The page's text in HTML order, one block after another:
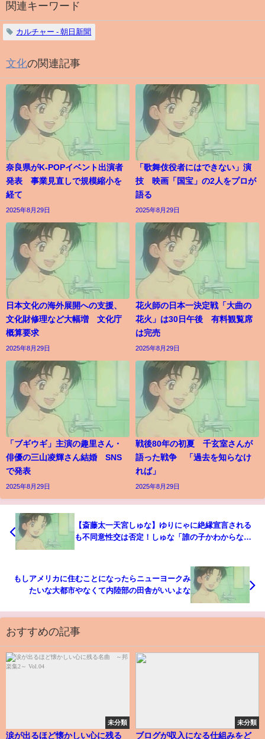
関連キーワード
カルチャー - 朝日新聞
文化の関連記事
奈良県がK-POPイベント出演者
発表 事業見直しで規模縮小を
経て
2025年8月29日
「歌舞伎役者にはできない」演
技 映画「国宝」の2人をプロが
語る
2025年8月29日
日本文化の海外展開への支援、
文化財修理など大幅増 文化庁
概算要求
2025年8月29日
花火師の日本一決定戦「大曲の
花火」は30日午後 有料観覧席
は完売
2025年8月29日
「ブギウギ」主演の趣里さん・
俳優の三山凌輝さん結婚 SNS
で発表
2025年8月29日
戦後80年の初夏 千玄室さんが
語った戦争 「過去を知らなけ
れば」
2025年8月29日
【斎藤太一天宮しゅな】ゆりにゃに絶縁宣言される
も不同意性交は否定！しゅな「誰の子かわからない
もしアメリカに住むことになったらニューヨークみ
たいな大都市やなくて内陸部の田舎がいいよな
おすすめの記事
未分類
涙が出るほど懐かしい心に残る
未分類
ブログが収入になる仕組みをど